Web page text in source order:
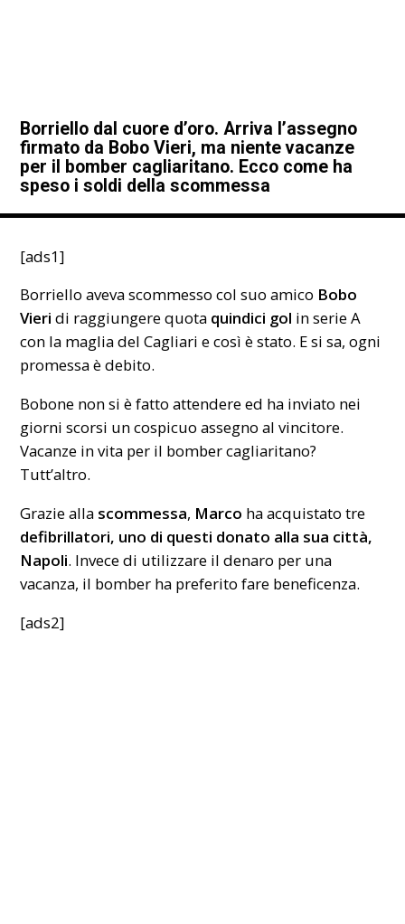
Borriello dal cuore d’oro. Arriva l’assegno
firmato da Bobo Vieri, ma niente vacanze
per il bomber cagliaritano. Ecco come ha
speso i soldi della scommessa
[ads1]
Borriello aveva scommesso col suo amico Bobo
Vieri di raggiungere quota quindici gol in serie A
con la maglia del Cagliari e così è stato. E si sa, ogni
promessa è debito.
Bobone non si è fatto attendere ed ha inviato nei
giorni scorsi un cospicuo assegno al vincitore.
Vacanze in vita per il bomber cagliaritano?
Tutt’altro.
Grazie alla scommessa, Marco ha acquistato tre
defibrillatori, uno di questi donato alla sua città,
Napoli. Invece di utilizzare il denaro per una
vacanza, il bomber ha preferito fare beneficenza.
[ads2]